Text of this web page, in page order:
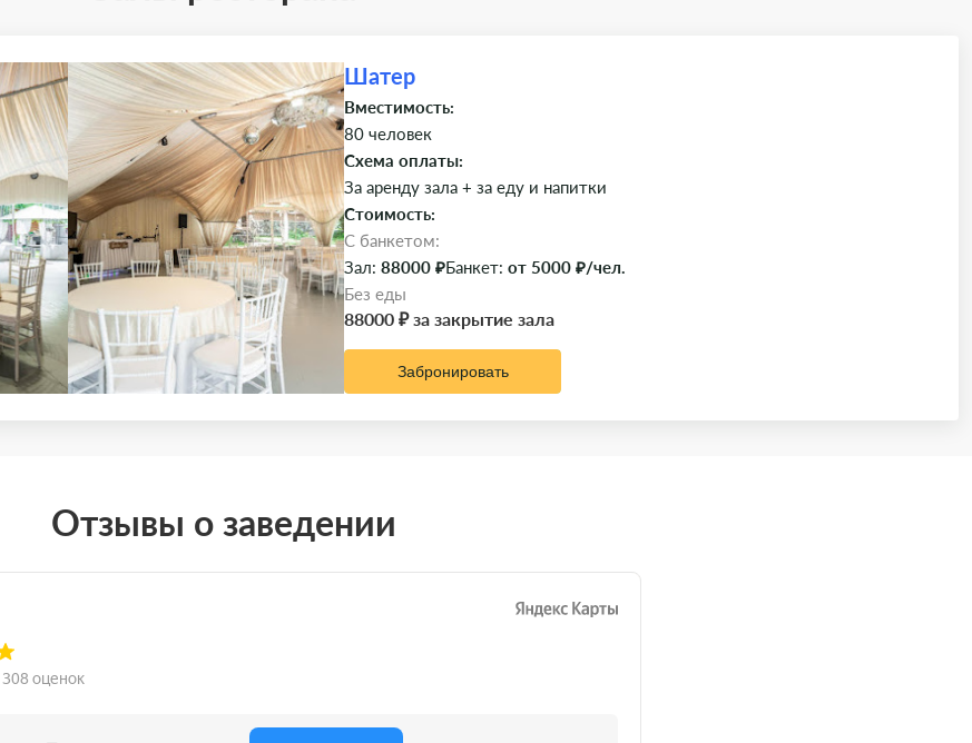
Шатер
Вместимость:
80 человек
Схема оплаты:
За аренду зала + за еду и напитки
Стоимость:
C банкетом:
Зал: 88000 ₽Банкет: от 5000 ₽/чел.
Без еды
88000 ₽ за закрытие зала
Забронировать
Отзывы о заведении